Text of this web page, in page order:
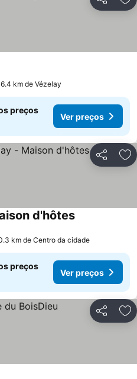
Partilhar
km de Vézelay
preços
Ver preços
Partilhar
d'hôtes
km de Centro da cidade
preços
Ver preços
Partilhar